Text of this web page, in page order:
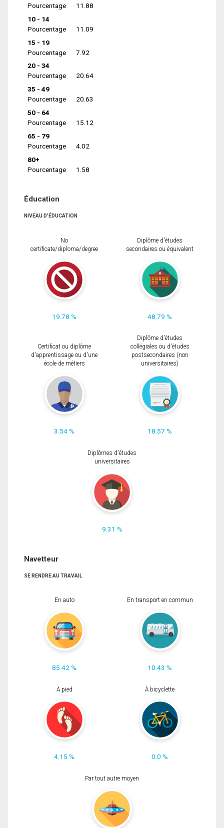
Pourcentage
11.88
10 - 14
Pourcentage
11.09
15 - 19
Pourcentage
7.92
20 - 34
Pourcentage
20.64
35 - 49
Pourcentage
20.63
50 - 64
Pourcentage
15.12
65 - 79
Pourcentage
4.02
80+
Pourcentage
1.58
Éducation
NIVEAU D'ÉDUCATION
No
certificate/diploma/degree
19.78 %
Diplôme d'études
secondaires ou équivalent
48.79 %
Certificat ou diplôme
d'apprentissage ou d'une
école de métiers
3.54 %
Diplôme d'études
collégiales ou d'études
postsecondaires (non
universitaires)
18.57 %
Diplômes d'études
universitaires
9.31 %
Navetteur
SE RENDRE AU TRAVAIL
En auto
85.42 %
En transport en commun
10.43 %
À pied
4.15 %
À bicyclette
0.0 %
Par tout autre moyen